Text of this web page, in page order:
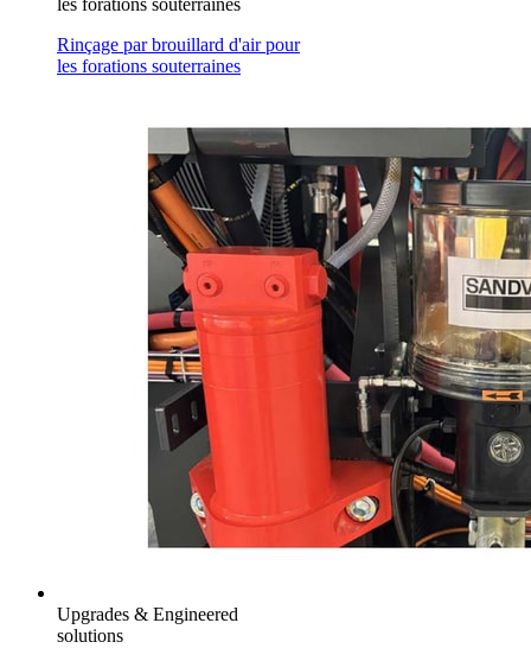
les forations souterraines
Rinçage par brouillard d'air pour
les forations souterraines
Upgrades & Engineered
solutions